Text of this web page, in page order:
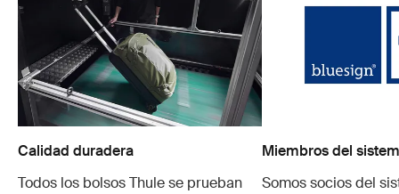
Calidad duradera
Todos los bolsos Thule se prueban
Miembros del
Somos socios del